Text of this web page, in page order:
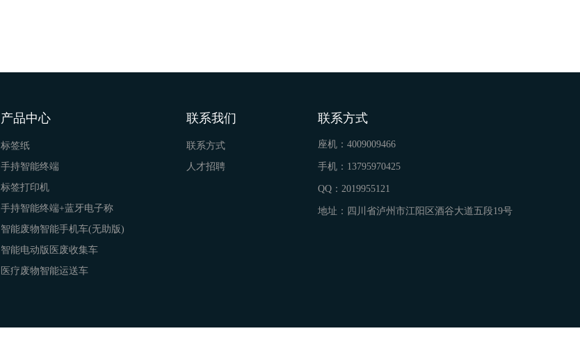
座机： 4009009466
手机： 13795970425
QQ： 2019955121
地址： 四川省泸州市江阳区酒谷大道五段19号
联系方式
产品中心
标签纸
手持智能终端
标签打印机
手持智能终端+蓝牙电子称
智能废物智能手机车(无助版)
智能电动版医废收集车
医疗废物智能运送车
联系我们
联系方式
人才招聘